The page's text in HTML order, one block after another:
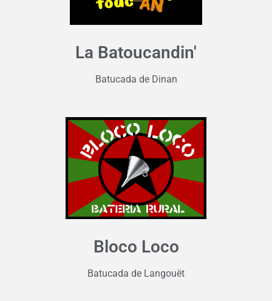
La Batoucandin'
Batucada de Dinan
Bloco Loco
Batucada de Langouët